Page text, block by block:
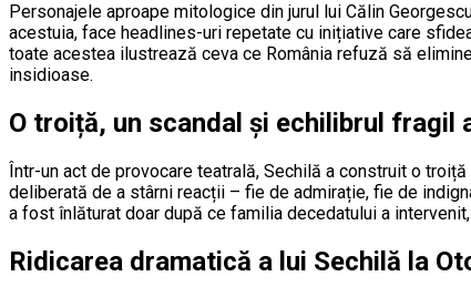
Personajele aproape mitologice din jurul lui Călin
acestuia, face headlines-uri repetate cu inițiative care
toate acestea ilustrează ceva ce România refuză să
insidioase.
O troiță, un scandal și echilibrul fragil
Într-un act de provocare teatrală, Sechilă a construit o
deliberată de a stârni reacții – fie de admirație, fie de
a fost înlăturat doar după ce familia decedatului a
Ridicarea dramatică a lui Sechilă la